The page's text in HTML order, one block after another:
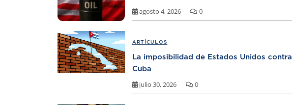
agosto 4, 2026 0
ARTÍCULOS
La imposibilidad de Estados Unidos contra
Cuba
julio 30, 2026 0